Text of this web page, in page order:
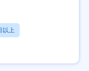
以上